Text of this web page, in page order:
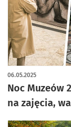
Noc Muzeów
na zajęcia,
06.05.2025